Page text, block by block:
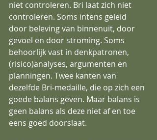
niet controleren. Bri laat zich niet
controleren. Soms intens geleid
door beleving van binnenuit, door
gevoel en door stroming. Soms
behoorlijk vast in denkpatronen,
(risico)analyses, argumenten en
planningen. Twee kanten van
dezelfde Bri-medaille, die op zich een
goede balans geven. Maar balans is
geen balans als deze niet af en toe
eens goed doorslaat.